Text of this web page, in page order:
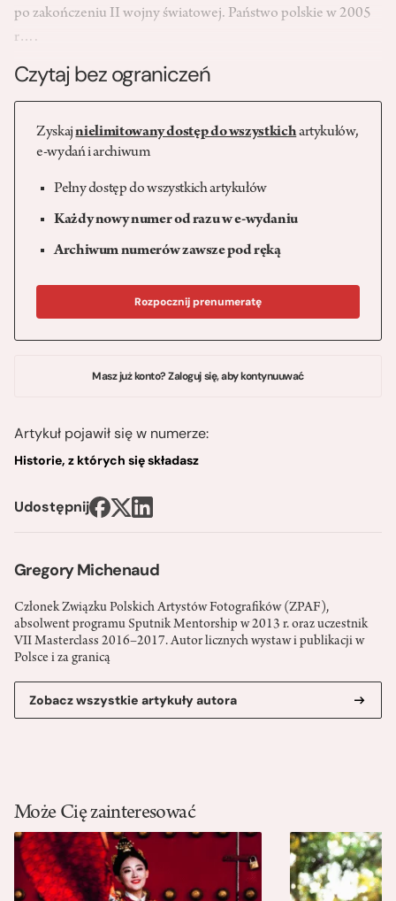
Gregory Michenaud
Członek Związku Polskich Artystów Fotografików (ZPAF),
absolwent programu Sputnik Mentorship w 2013 r. oraz uczestnik
VII Masterclass 2016–2017. Autor licznych wystaw i publikacji w
Polsce i za granicą
Zobacz wszystkie artykuły autora
po zakończeniu II wojny światowej. Państwo polskie w 2005
r….
Czytaj bez ograniczeń
Zyskajnielimitowany dostęp do wszystkichartykułów,
e-wydań i archiwum
Pełny dostęp do wszystkich artykułów
Każdy nowy numer od razu w e-wydaniu
Archiwum numerów zawsze pod ręką
Rozpocznij prenumeratę
Masz już konto? Zaloguj się, aby kontynuuwać
Artykuł pojawił się w numerze:
Historie, z których się składasz
Udostępnij
Może Cię zainteresować